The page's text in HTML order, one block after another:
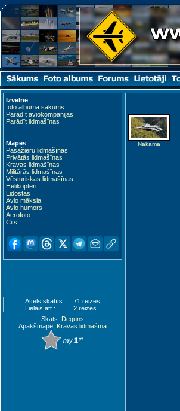
Izvēlne:
foto albuma sākums
Parādīt aviokompānijas
Parādīt lidmašīnas
Mapes:
Pasažieru lidmašīnas
Privātās lidmašīnas
Kravas lidmašīnas
Militārās lidmašīnas
Vēsturiskas lidmašīnas
Helikopteri
Lidostas
Avio māksla
Avio humors
Aerofoto
Cits
Attēls skatīts:
71 reizes
Lielais att.:
2 reizes
Skats: Deguns
Apakšmape: Kravas lidmašīna
Nākamā